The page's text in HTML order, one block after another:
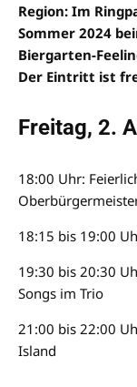
Region: Im
Sommer 2024
Biergarten-
Der Eintritt ist
Freitag, 2.
18:00 Uhr:
18:15 bis 19:00
19:30 bis 20:30
Songs im Trio
21:00 bis 22:00
Island